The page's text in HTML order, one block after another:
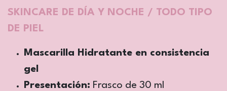
SKINCARE DE DÍA Y NOCHE / TODO TIPO
DE PIEL
Mascarilla Hidratante en consistencia
gel
Presentación: Frasco de 30 ml